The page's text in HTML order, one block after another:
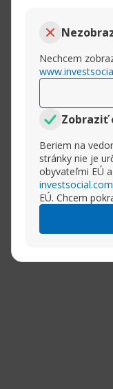
Nechcem
Zobraziť
Beriem na
stránky nie je
obyvateľmi EÚ
investsocial.com
EÚ. Chcem